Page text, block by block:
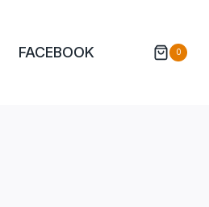
FACEBOOK 0